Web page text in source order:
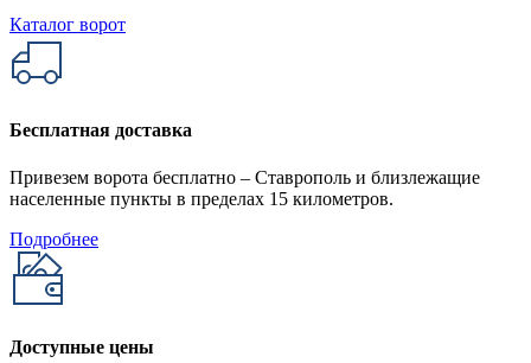
Каталог ворот
Бесплатная доставка
Привезем ворота бесплатно – Ставрополь и близлежащие
населенные пункты в пределах 15 километров.
Подробнее
Доступные цены